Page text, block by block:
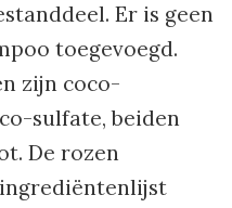
Er is geen
toegevoegd.
zijn coco-
sulfate, beiden
De rozen